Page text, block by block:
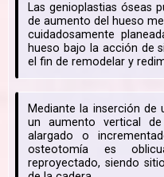
Las genioplastias óseas
de aumento del hueso
cuidadosamente
hueso bajo la acción de
el fin de remodelar y
Mediante la inserción de
un aumento vertical
alargado o
osteotomía es
reproyectado, siendo